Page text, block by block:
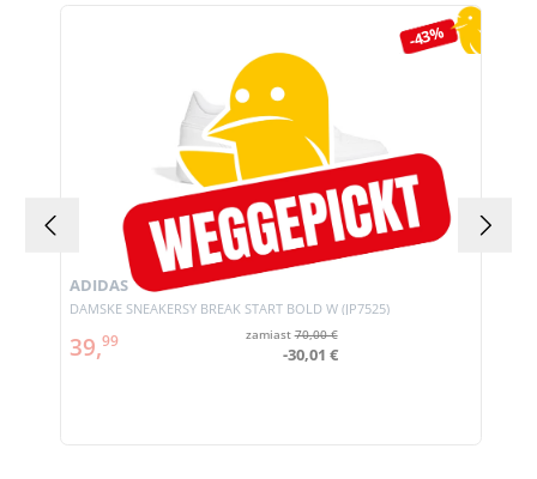
-43%
DAMSKE SNEAKERSY BREAK START BOLD W (JP7525)
ADIDAS
39,99 zamiast70,00 €
-30,01 €